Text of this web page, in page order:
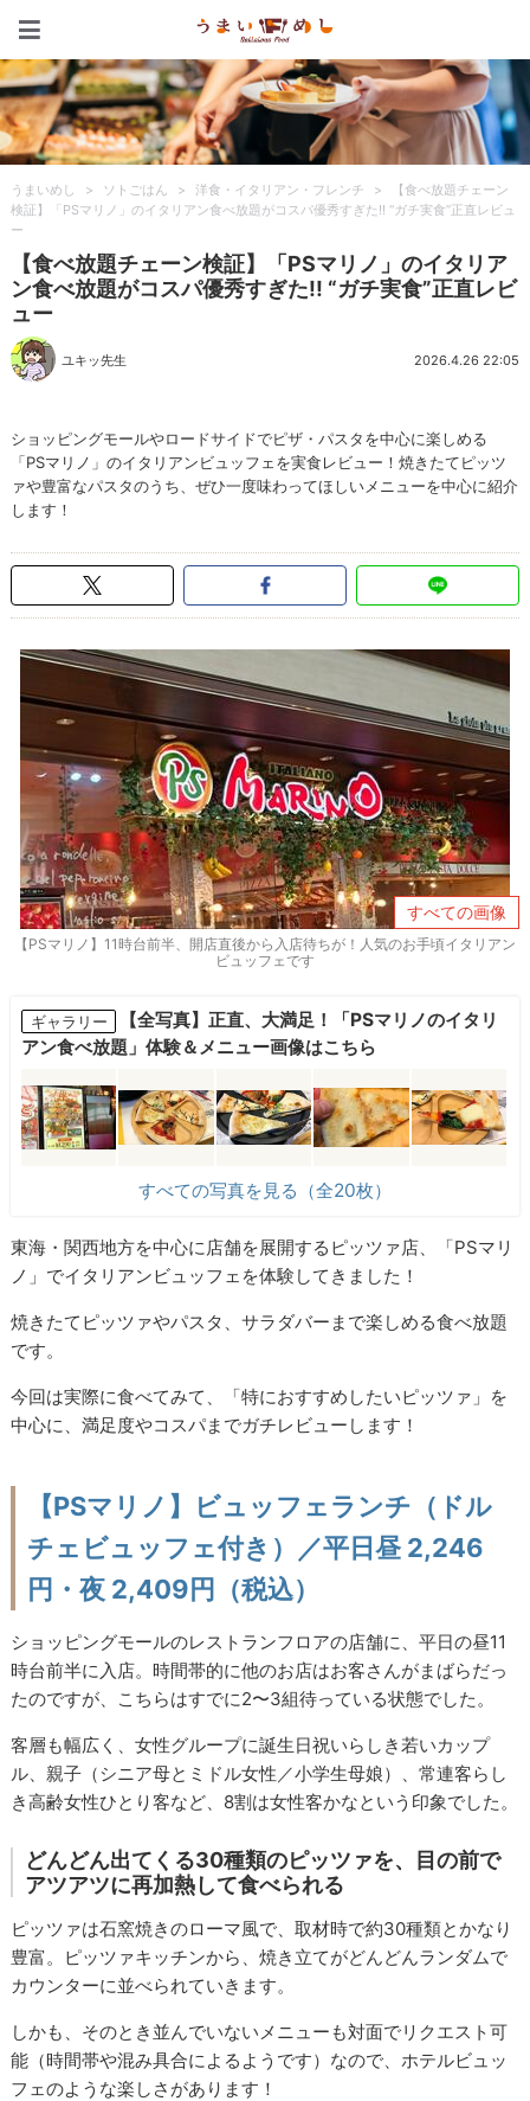
うまいめし > ソトごはん > 洋食・イタリアン・フレンチ >
【食べ放題チェーン
検証】「PSマリノ」のイタリアン食べ放題がコスパ優秀すぎた!! “ガチ実食”正直レビュ
ー
【食べ放題チェーン検証】「PSマリノ」のイタリア
ン食べ放題がコスパ優秀すぎた!! “ガチ実食”正直レビ
ュー
ユキッ先生 2026.4.26 22:05
ショッピングモールやロードサイドでピザ・パスタを中心に楽しめる
「PSマリノ」のイタリアンビュッフェを実食レビュー！焼きたてピッツ
ァや豊富なパスタのうち、ぜひ一度味わってほしいメニューを中心に紹介
します！
すべての画像
【PSマリノ】11時台前半、開店直後から入店待ちが！人気のお手頃イタリアン
ビュッフェです
ギャラリー
【全写真】正直、大満足！「PSマリノのイタリ
アン食べ放題」体験＆メニュー画像はこちら
すべての写真を見る（全20枚）
東海・関西地方を中心に店舗を展開するピッツァ店、「PSマリ
ノ」でイタリアンビュッフェを体験してきました！
焼きたてピッツァやパスタ、サラダバーまで楽しめる食べ放題
です。
今回は実際に食べてみて、「特におすすめしたいピッツァ」を
中心に、満足度やコスパまでガチレビューします！
【PSマリノ】ビュッフェランチ（ドル
チェビュッフェ付き）／平日昼 2,246
円・夜 2,409円（税込）
ショッピングモールのレストランフロアの店舗に、平日の昼11
時台前半に入店。時間帯的に他のお店はお客さんがまばらだっ
たのですが、こちらはすでに2〜3組待っている状態でした。
客層も幅広く、女性グループに誕生日祝いらしき若いカップ
ル、親子（シニア母とミドル女性／小学生母娘）、常連客らし
き高齢女性ひとり客など、8割は女性客かなという印象でした。
どんどん出てくる30種類のピッツァを、目の前で
アツアツに再加熱して食べられる
ピッツァは石窯焼きのローマ風で、取材時で約30種類とかなり
豊富。ピッツァキッチンから、焼き立てがどんどんランダムで
カウンターに並べられていきます。
しかも、そのとき並んでいないメニューも対面でリクエスト可
能（時間帯や混み具合によるようです）なので、ホテルビュッ
フェのような楽しさがあります！